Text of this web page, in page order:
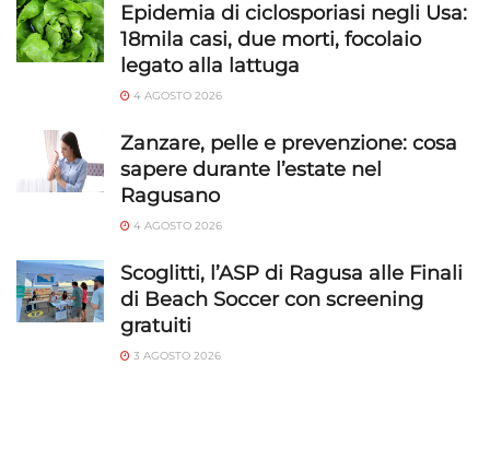
Epidemia di ciclosporiasi negli Usa:
18mila casi, due morti, focolaio
legato alla lattuga
4 AGOSTO 2026
Zanzare, pelle e prevenzione: cosa
sapere durante l’estate nel
Ragusano
4 AGOSTO 2026
Scoglitti, l’ASP di Ragusa alle Finali
di Beach Soccer con screening
gratuiti
3 AGOSTO 2026